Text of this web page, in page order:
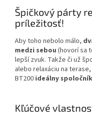
Špičkový párty
príležitosť!
Aby toho nebolo málo,
medzi sebou (hovorí sa
lepší zvuk. Takže či už
alebo relaxáciu na terase,
BT200 ideálny spoločník
Kľúčové